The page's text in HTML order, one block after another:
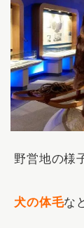
野営地の様
犬の体毛な